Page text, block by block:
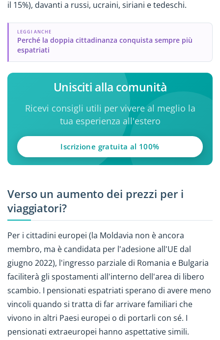
il 15%), davanti a russi, ucraini, siriani e tedeschi.
LEGGI ANCHE
Perché la doppia cittadinanza conquista sempre più
espatriati
Unisciti alla comunità
Ricevi consigli utili per vivere al meglio la
tua esperienza all'estero
Iscrizione gratuita al 100%
Verso un aumento dei prezzi per i
viaggiatori?
Per i cittadini europei (la Moldavia non è ancora
membro, ma è candidata per l'adesione all'UE dal
giugno 2022), l'ingresso parziale di Romania e Bulgaria
faciliterà gli spostamenti all'interno dell'area di libero
scambio. I pensionati espatriati sperano di avere meno
vincoli quando si tratta di far arrivare familiari che
vivono in altri Paesi europei o di portarli con sé. I
pensionati extraeuropei hanno aspettative simili.